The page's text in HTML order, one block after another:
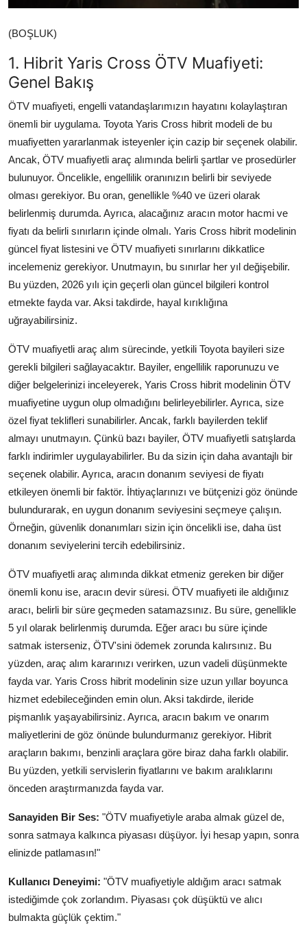
LPG & Yakıt
Elektrik & Akü
Klima & Konfor
Aydınlatma & Görüş
Şanzıman & Aktarma
Dizel Sistemler
Multimedya & Elektronik
(BOŞLUK)
1. Hibrit Yaris Cross ÖTV Muafiyeti:
Genel Bakış
ÖTV muafiyeti, engelli vatandaşlarımızın hayatını kolaylaştıran
önemli bir uygulama. Toyota Yaris Cross hibrit modeli de bu
muafiyetten yararlanmak isteyenler için cazip bir seçenek olabilir.
Ancak, ÖTV muafiyetli araç alımında belirli şartlar ve prosedürler
bulunuyor. Öncelikle, engellilik oranınızın belirli bir seviyede
olması gerekiyor. Bu oran, genellikle %40 ve üzeri olarak
belirlenmiş durumda. Ayrıca, alacağınız aracın motor hacmi ve
fiyatı da belirli sınırların içinde olmalı. Yaris Cross hibrit modelinin
güncel fiyat listesini ve ÖTV muafiyeti sınırlarını dikkatlice
incelemeniz gerekiyor. Unutmayın, bu sınırlar her yıl değişebilir.
Bu yüzden, 2026 yılı için geçerli olan güncel bilgileri kontrol
etmekte fayda var. Aksi takdirde, hayal kırıklığına
uğrayabilirsiniz.
ÖTV muafiyetli araç alım sürecinde, yetkili Toyota bayileri size
gerekli bilgileri sağlayacaktır. Bayiler, engellilik raporunuzu ve
diğer belgelerinizi inceleyerek, Yaris Cross hibrit modelinin ÖTV
muafiyetine uygun olup olmadığını belirleyebilirler. Ayrıca, size
özel fiyat teklifleri sunabilirler. Ancak, farklı bayilerden teklif
almayı unutmayın. Çünkü bazı bayiler, ÖTV muafiyetli satışlarda
farklı indirimler uygulayabilirler. Bu da sizin için daha avantajlı bir
seçenek olabilir. Ayrıca, aracın donanım seviyesi de fiyatı
etkileyen önemli bir faktör. İhtiyaçlarınızı ve bütçenizi göz önünde
bulundurarak, en uygun donanım seviyesini seçmeye çalışın.
Örneğin, güvenlik donanımları sizin için öncelikli ise, daha üst
donanım seviyelerini tercih edebilirsiniz.
ÖTV muafiyetli araç alımında dikkat etmeniz gereken bir diğer
önemli konu ise, aracın devir süresi. ÖTV muafiyeti ile aldığınız
aracı, belirli bir süre geçmeden satamazsınız. Bu süre, genellikle
5 yıl olarak belirlenmiş durumda. Eğer aracı bu süre içinde
satmak isterseniz, ÖTV'sini ödemek zorunda kalırsınız. Bu
yüzden, araç alım kararınızı verirken, uzun vadeli düşünmekte
fayda var. Yaris Cross hibrit modelinin size uzun yıllar boyunca
hizmet edebileceğinden emin olun. Aksi takdirde, ileride
pişmanlık yaşayabilirsiniz. Ayrıca, aracın bakım ve onarım
maliyetlerini de göz önünde bulundurmanız gerekiyor. Hibrit
araçların bakımı, benzinli araçlara göre biraz daha farklı olabilir.
Bu yüzden, yetkili servislerin fiyatlarını ve bakım aralıklarını
önceden araştırmanızda fayda var.
Sanayiden Bir Ses: "ÖTV muafiyetiyle araba almak güzel de,
sonra satmaya kalkınca piyasası düşüyor. İyi hesap yapın, sonra
elinizde patlamasın!"
Kullanıcı Deneyimi: "ÖTV muafiyetiyle aldığım aracı satmak
istediğimde çok zorlandım. Piyasası çok düşüktü ve alıcı
bulmakta güçlük çektim."